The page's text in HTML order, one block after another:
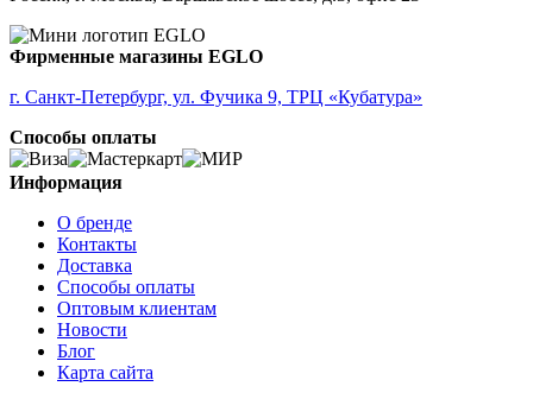
Фирменные магазины EGLO
г. Санкт-Петербург, ул. Фучика 9, ТРЦ «Кубатура»
Способы оплаты
Информация
О бренде
Контакты
Доставка
Способы оплаты
Оптовым клиентам
Новости
Блог
Карта сайта